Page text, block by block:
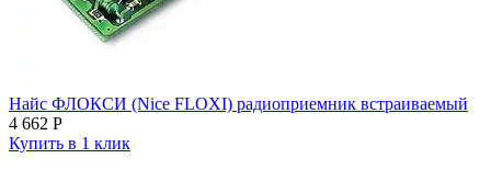
Найс ФЛОКСИ (Nice FLOXI) радиоприемник встраиваемый
4 662 Р
Купить в 1 клик